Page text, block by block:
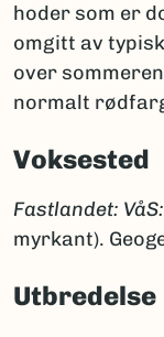
hoder som er
omgitt av
over
normalt
Voksested
Fastlandet: VåS:
myrkant).
Utbredelse